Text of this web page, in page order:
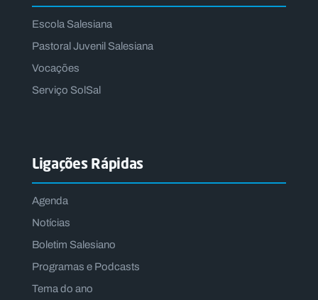
Escola Salesiana
Pastoral Juvenil Salesiana
Vocações
Serviço SolSal
Ligações Rápidas
Agenda
Notícias
Boletim Salesiano
Programas e Podcasts
Tema do ano